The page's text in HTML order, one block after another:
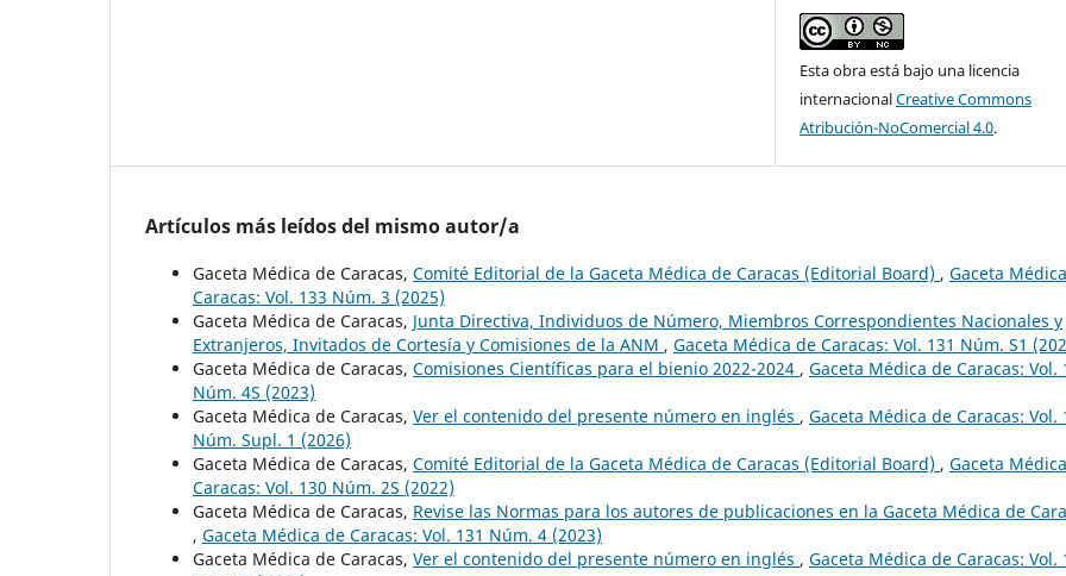
Esta obra está bajo una licencia
internacionalCreative Commons
Atribución-NoComercial 4.0.
Artículos más leídos del mismo autor/a
Gaceta Médica de Caracas, Comité Editorial de la Gaceta Médica de Caracas (Editorial Board) , Gaceta
Caracas: Vol. 133 Núm. 3 (2025)
Gaceta Médica de Caracas, Junta Directiva, Individuos de Número, Miembros Correspondientes Nacionales y
Extranjeros, Invitados de Cortesía y Comisiones de la ANM , Gaceta Médica de Caracas: Vol. 131 Núm. S1
Gaceta Médica de Caracas, Comisiones Científicas para el bienio 2022-2024 , Gaceta Médica de Caracas: Vol.
Núm. 4S (2023)
Gaceta Médica de Caracas, Ver el contenido del presente número en inglés , Gaceta Médica de Caracas: Vol.
Núm. Supl. 1 (2026)
Gaceta Médica de Caracas, Comité Editorial de la Gaceta Médica de Caracas (Editorial Board) , Gaceta
Caracas: Vol. 130 Núm. 2S (2022)
Gaceta Médica de Caracas, Revise las Normas para los autores de publicaciones en la Gaceta Médica de
, Gaceta Médica de Caracas: Vol. 131 Núm. 4 (2023)
Gaceta Médica de Caracas, Ver el contenido del presente número en inglés , Gaceta Médica de Caracas: Vol.